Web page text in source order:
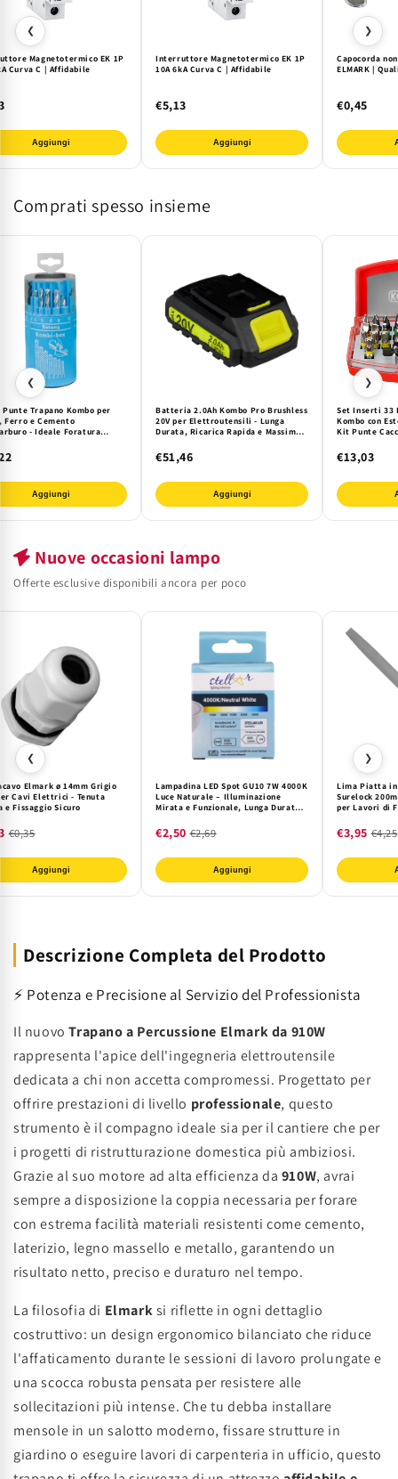
❮
Magnetotermico EK 1P
Curva C | Affidabile
Aggiungi
Interruttore Magnetotermico EK 1P
10A 6kA Curva C | Affidabile
€5,13
Aggiungi
Capocorda
ELMARK |
€0,45
❯
Comprati spesso insieme
❮
Punte Trapano Kombo per
Ferro e Cemento
- Ideale Foratura
Aggiungi
Batteria 2.0Ah Kombo Pro Brushless
20V per Elettroutensili - Lunga
Durata, Ricarica Rapida e Massima
Professionali e di Precisione.
€51,46
Aggiungi
Set Inserti 33
Kombo con
Kit Punte
€13,03
❯
Nuove occasioni lampo
Offerte esclusive disponibili ancora per poco
❮
Elmark ø 14mm Grigio
Cavi Elettrici - Tenuta
e Fissaggio Sicuro
€0,35
Aggiungi
Lampadina LED Spot GU10 7W 4000K
Luce Naturale – Illuminazione
Mirata e Funzionale, Lunga Durata e
€2,50 €2,69
Aggiungi
Lima Piatta in
Surelock
per Lavori di
Professionisti
€3,95 €4,25
❯
Descrizione Completa del Prodotto
⚡ Potenza e Precisione al Servizio del Professionista
Il nuovoTrapano a Percussione Elmark da 910W
rappresenta l'apice dell'ingegneria elettroutensile
dedicata a chi non accetta compromessi. Progettato per
offrire prestazioni di livello professionale, questo
strumento è il compagno ideale sia per il cantiere che per
i progetti di ristrutturazione domestica più ambiziosi.
Grazie al suo motore ad alta efficienza da 910W, avrai
sempre a disposizione la coppia necessaria per forare
con estrema facilità materiali resistenti come cemento,
laterizio, legno massello e metallo, garantendo un
risultato netto, preciso e duraturo nel tempo.
La filosofia di Elmarksi riflette in ogni dettaglio
costruttivo: un design ergonomico bilanciato che riduce
l'affaticamento durante le sessioni di lavoro prolungate e
una scocca robusta pensata per resistere alle
sollecitazioni più intense. Che tu debba installare
mensole in un salotto moderno, fissare strutture in
giardino o eseguire lavori di carpenteria in ufficio, questo